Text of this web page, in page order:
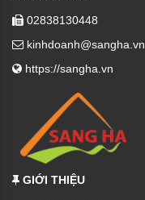
02838130448
kinhdoanh@sangha.vn
https://sangha.vn
GIỚI THIỆU